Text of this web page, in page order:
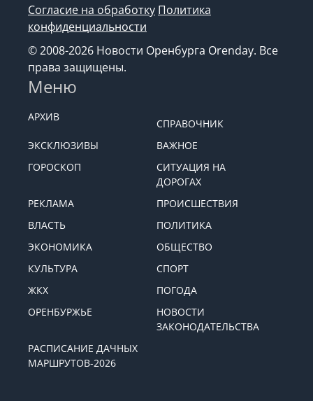
Согласие на обработку Политика
конфиденциальности
© 2008-2026 Новости Оренбурга Orenday. Все
права защищены.
Меню
АРХИВ
СПРАВОЧНИК
ЭКСКЛЮЗИВЫ
ВАЖНОЕ
ГОРОСКОП
СИТУАЦИЯ НА
ДОРОГАХ
РЕКЛАМА
ПРОИСШЕСТВИЯ
ВЛАСТЬ
ПОЛИТИКА
ЭКОНОМИКА
ОБЩЕСТВО
КУЛЬТУРА
СПОРТ
ЖКХ
ПОГОДА
ОРЕНБУРЖЬЕ
НОВОСТИ
ЗАКОНОДАТЕЛЬСТВА
РАСПИСАНИЕ ДАЧНЫХ
МАРШРУТОВ-2026